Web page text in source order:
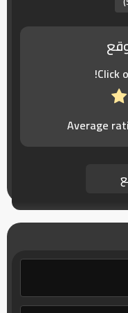
Click
Average